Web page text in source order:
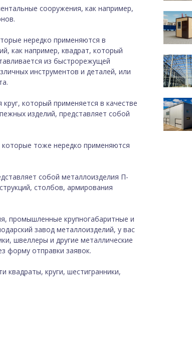
сооружения, как например,
нередко применяются в
как например, квадрат, который
из быстрорежущей
инструментов и деталей, или
который применяется в качестве
изделий, представляет собой
тоже нередко применяются
собой металлоизделия П-
столбов, армирования
промышленные крупногабаритные и
завод металлоизделий, у вас
швеллеры и другие металлические
форму отправки заявок.
квадраты, круги, шестигранники,